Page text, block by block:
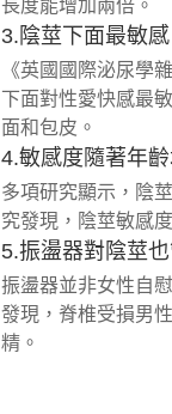
長度能增加兩倍。
3.陰莖下面最敏感
《英國國際泌尿學
下面對性愛快感最
面和包皮。
4.敏感度隨著年
多項研究顯示，陰
究發現，陰莖敏感
5.振盪器對陰莖也
振盪器並非女性自
發現，脊椎受損男
精。